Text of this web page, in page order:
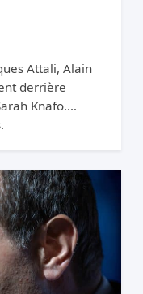
Attali, Alain
derrière
Knafo.